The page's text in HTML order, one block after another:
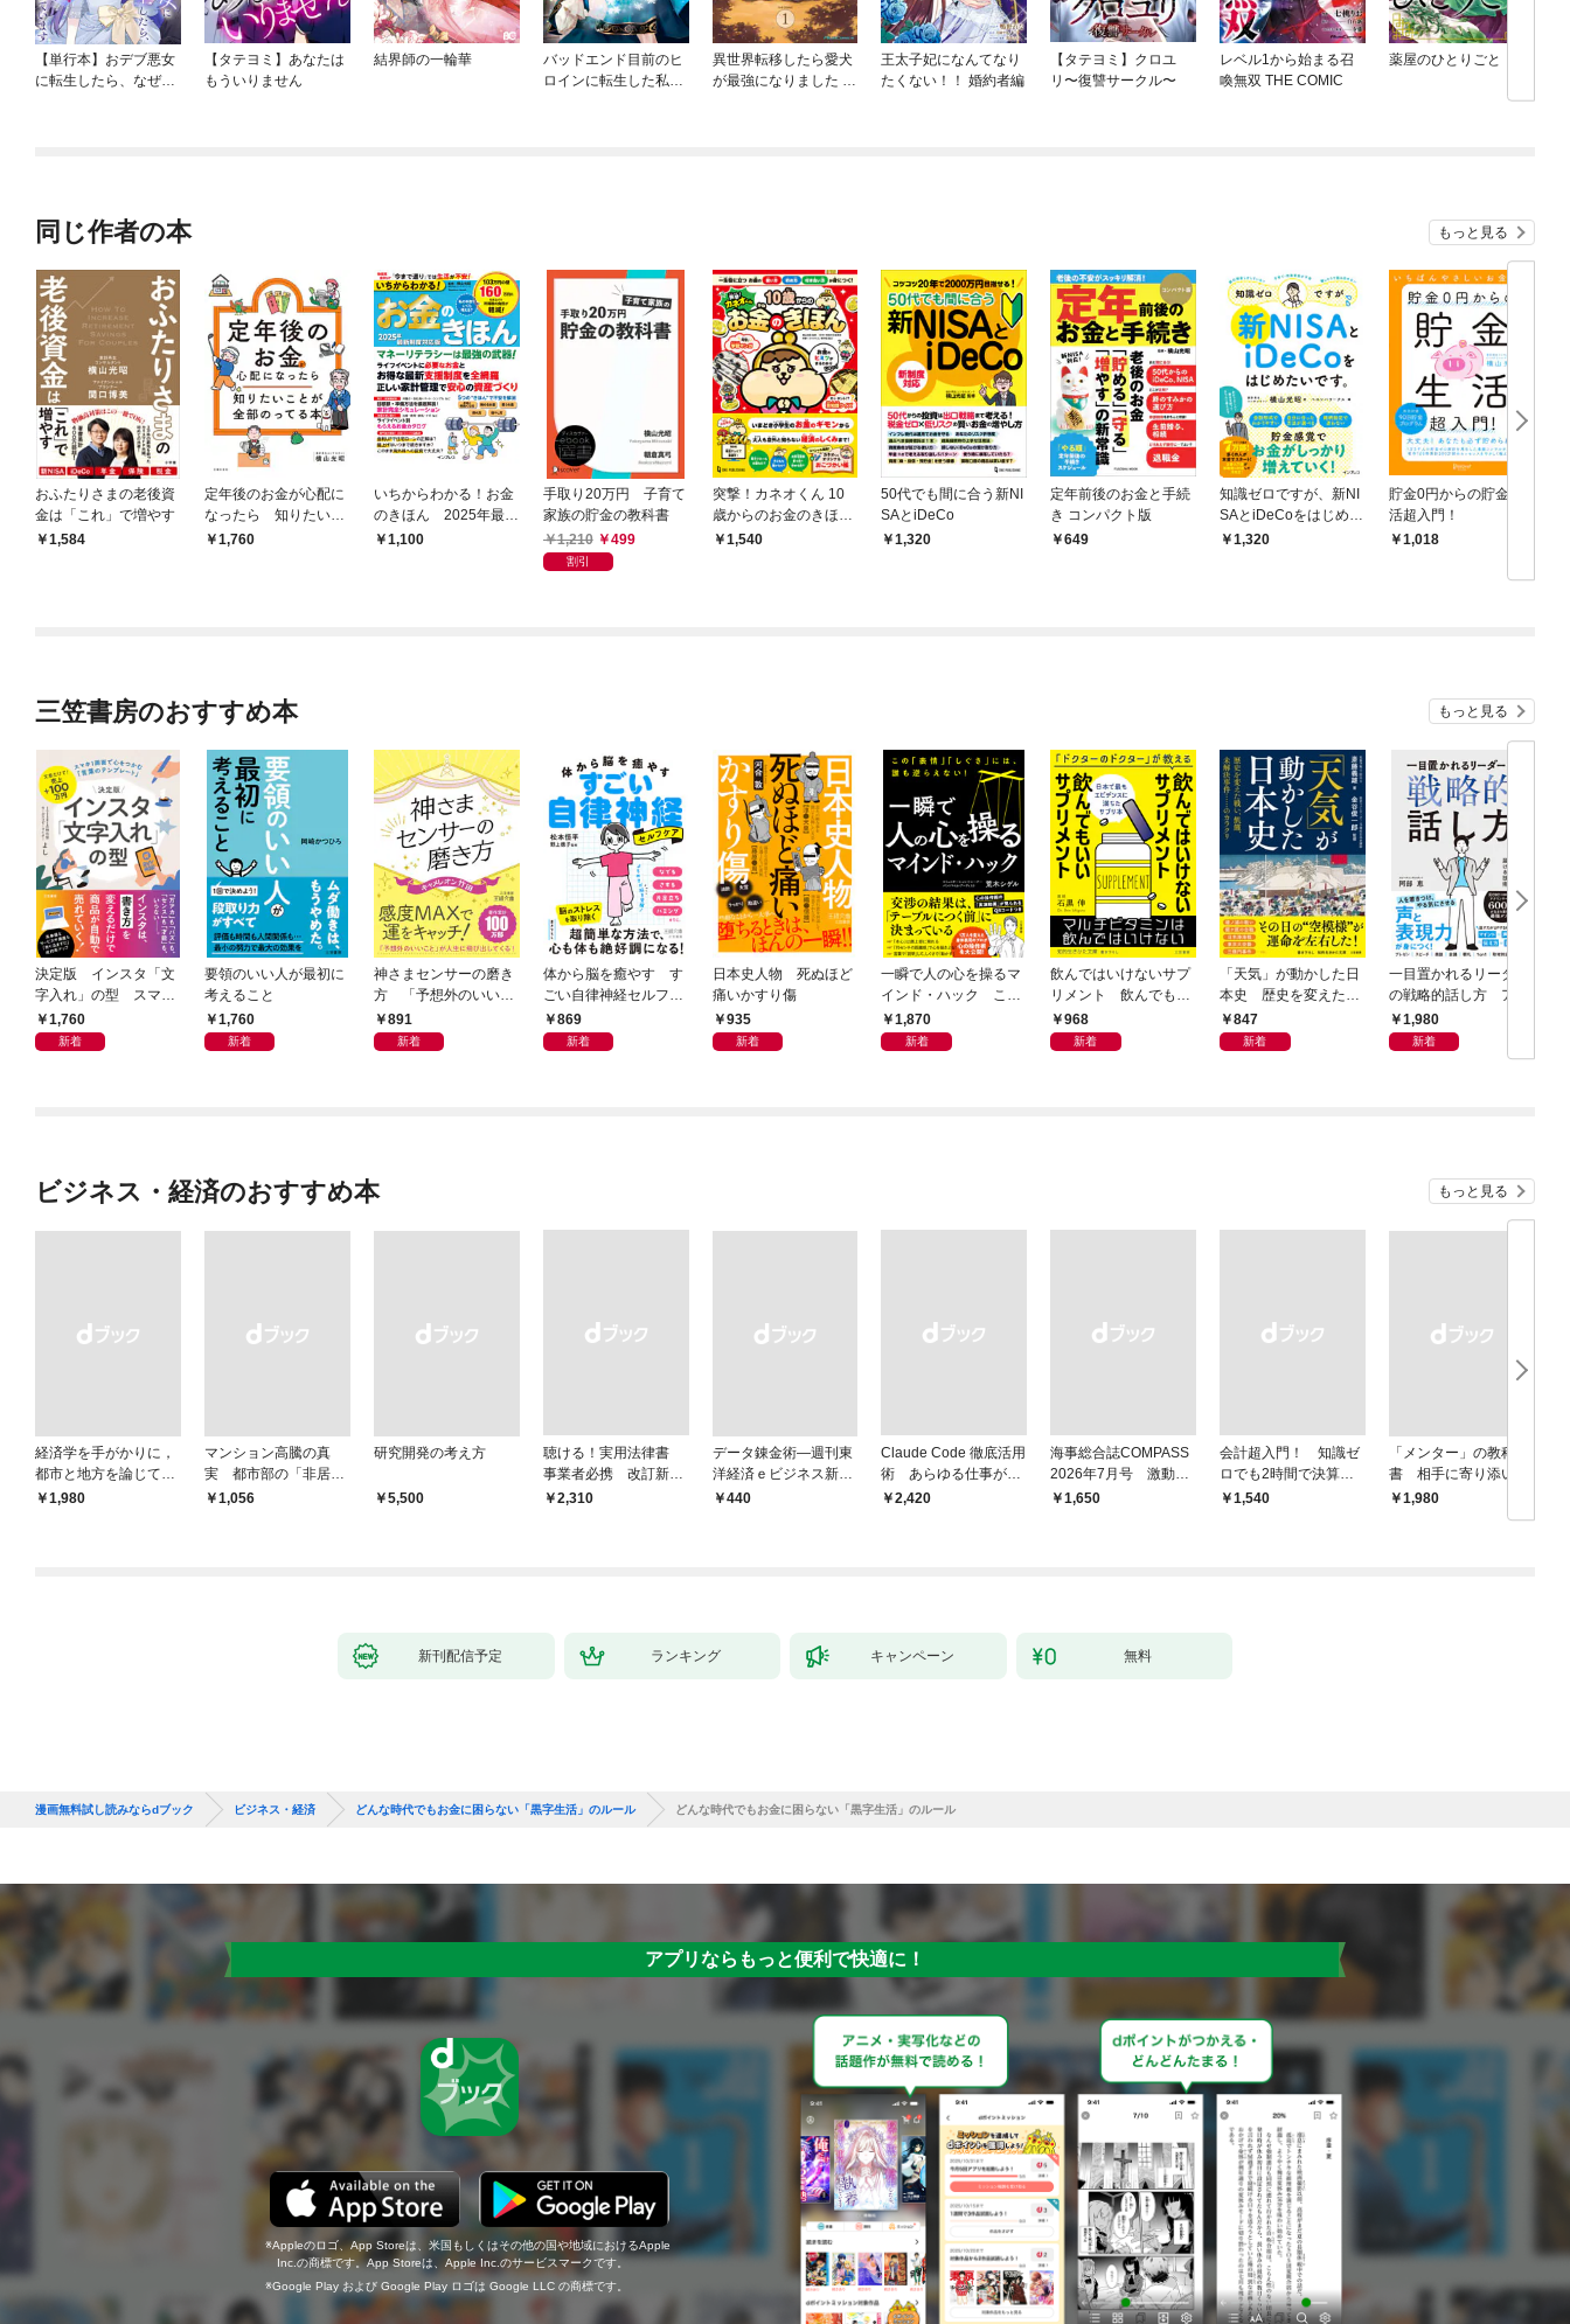
【単行本】おデブ悪女
に転生したら、なぜか
【タテヨミ】あなたは
もういりません
結界師の一輪華
バッドエンド目前のヒ
ロインに転生した私、
異世界転移したら愛犬
が最強になりました ～
王太子妃になんてなり
たくない！！ 婚約者編
【タテヨミ】クロユ
リ〜復讐サークル〜
レベル1から始まる召
喚無双 THE COMIC
薬屋のひとりごと
同じ作者の本 もっと見る
おふたりさまの老後資
金は「これ」で増やす
1,584
定年後のお金が心配に
なったら 知りたいこ
とが全部のってる本
1,760
いちからわかる！お金
のきほん 2025年最新
制度対応版
1,100
手取り20万円 子育て
家族の貯金の教科書
1,210
499
割引
突撃！カネオくん 10
歳からのお金のきほん
一生役に立つお金の使
1,540
50代でも間に合う新NI
SAとiDeCo
1,320
定年前後のお金と手続
き コンパクト版
649
知識ゼロですが、新NI
SAとiDeCoをはじめた
いです。
1,320
貯金0円からの貯金生
活超入門！
1,018
三笠書房のおすすめ本 もっと見る
決定版 インスタ「文
字入れ」の型 スマホ
１画面で心をつかむ
「言葉のテンプレー
1,760
新着
要領のいい人が最初に
考えること
1,760
新着
神さまセンサーの磨き
方 「予想外のいいこ
と」が人生に飛び出し
てくる！
891
新着
体から脳を癒やす す
ごい自律神経セルフケ
ア869
新着
日本史人物 死ぬほど
痛いかすり傷
935
新着
一瞬で人の心を操るマ
インド・ハック この
「表情」「しぐさ」に
は、誰も逆らえない！
1,870
新着
飲んではいけないサプ
リメント 飲んでもい
いサプリメント
968
新着
「天気」が動かした日
本史 歴史を変えた戦
い、飢饉、未解決事
件……のカラクリ
847
新着
一目置かれるリーダー
の戦略的話し方 アナ
ウンサーが教える言葉
を相手に届ける技術
1,980
新着
ビジネス・経済のおすすめ本 もっと見る
経済学を手がかりに，
都市と地方を論じてみ
よう
￥1,980
マンション高騰の真
実 都市部の「非居住
化」が街を壊す
￥1,056
研究開発の考え方
￥5,500
聴ける！実用法律書
事業者必携 改訂新
版 中小企業のための
￥2,310
データ錬金術―週刊東
洋経済ｅビジネス新書
Ｎo.493
￥440
Claude Code 徹底活用
術 あらゆる仕事が爆
速化する
￥2,420
海事総合誌COMPASS
2026年7月号 激動の
時代の海運経営 主要
￥1,650
会計超入門！ 知識ゼ
ロでも2時間で決算書
が読めるようになる！
￥1,540
「メンター」の教科
書 相手に寄り添いな
がら成長を後押しする
￥1,980
新刊配信予定 ランキング キャンペーン 無料
漫画無料試し読みならdブック ビジネス・経済 どんな時代でもお金に困らない「黒字生活」のルール どんな時代でもお金に困らない「黒字生活」のルール
アプリならもっと便利で快適に！
Appleのロゴ、App Storeは、米国もしくはその他の国や地域におけるApple
Inc.の商標です。App Storeは、Apple Inc.のサービスマークです。
Google Play および Google Play ロゴは Google LLC の商標です。